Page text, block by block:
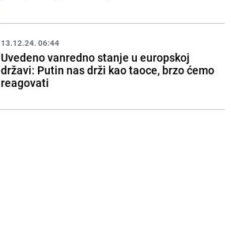
13.12.24. 06:44
Uvedeno vanredno stanje u europskoj
državi: Putin nas drži kao taoce, brzo ćemo
reagovati